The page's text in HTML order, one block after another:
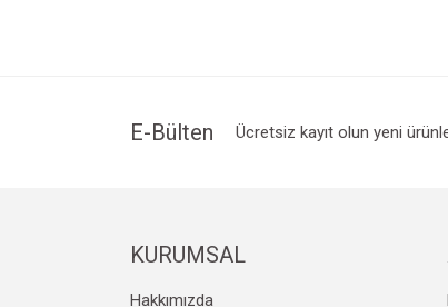
E-Bülten Ücretsiz kayıt olun yeni
KURUMSAL
Hakkımızda